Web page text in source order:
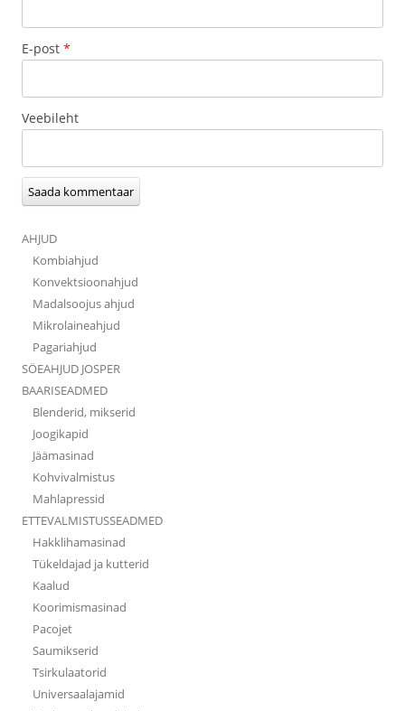
E-post *
Veebileht
AHJUD
Kombiahjud
Konvektsioonahjud
Madalsoojus ahjud
Mikrolaineahjud
Pagariahjud
SÖEAHJUD JOSPER
BAARISEADMED
Blenderid, mikserid
Joogikapid
Jäämasinad
Kohvivalmistus
Mahlapressid
ETTEVALMISTUSSEADMED
Hakklihamasinad
Tükeldajad ja kutterid
Kaalud
Koorimismasinad
Pacojet
Saumikserid
Tsirkulaatorid
Universaalajamid